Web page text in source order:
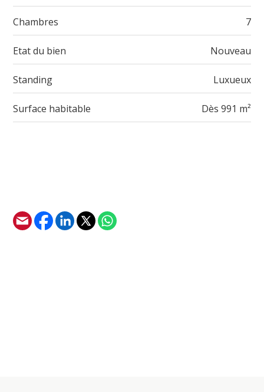
Chambres 7
Etat du bien Nouveau
Standing Luxueux
Surface habitable Dès 991 m²